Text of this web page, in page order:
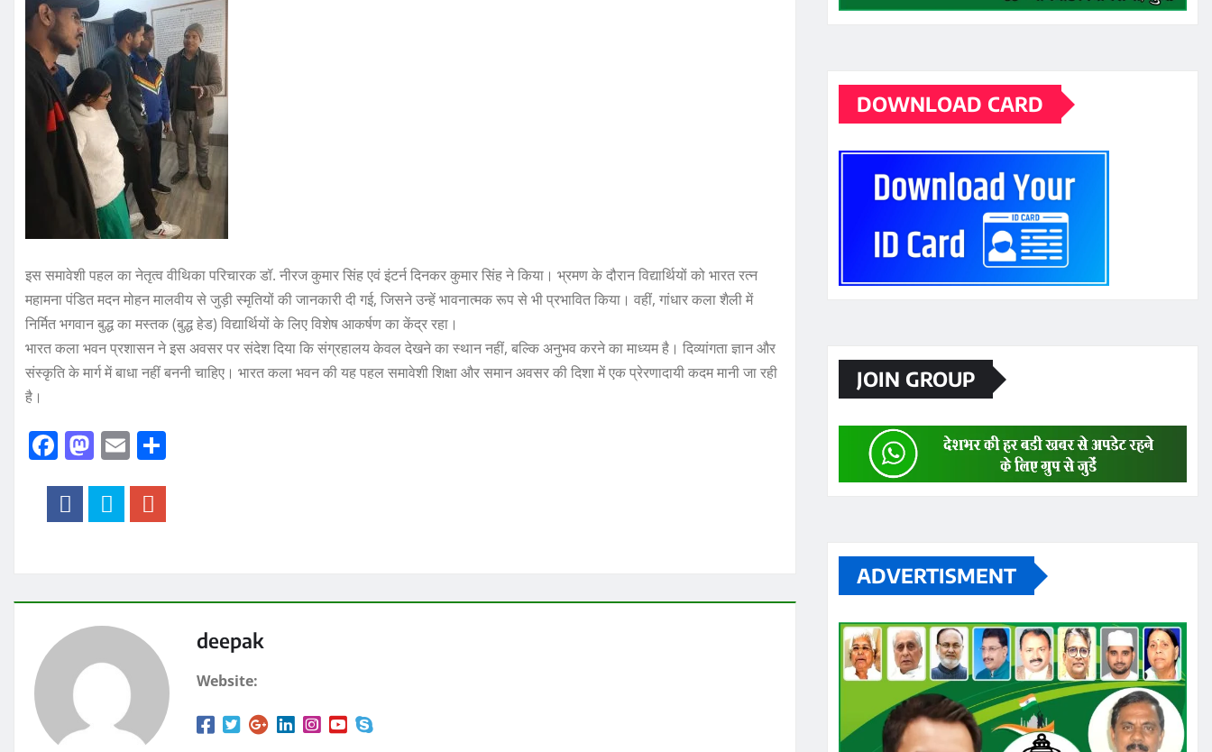
इस समावेशी पहल का नेतृत्व वीथिका परिचारक डॉ. नीरज कुमार सिंह एवं इंटर्न दिनकर कुमार सिंह ने किया। भ्रमण के दौरान विद्यार्थियों को भारत रत्न
महामना पंडित मदन मोहन मालवीय से जुड़ी स्मृतियों की जानकारी दी गई, जिसने उन्हें भावनात्मक रूप से भी प्रभावित किया। वहीं, गांधार कला शैली में
निर्मित भगवान बुद्ध का मस्तक (बुद्ध हेड) विद्यार्थियों के लिए विशेष आकर्षण का केंद्र रहा।
भारत कला भवन प्रशासन ने इस अवसर पर संदेश दिया कि संग्रहालय केवल देखने का स्थान नहीं, बल्कि अनुभव करने का माध्यम है। दिव्यांगता ज्ञान और
संस्कृति के मार्ग में बाधा नहीं बननी चाहिए। भारत कला भवन की यह पहल समावेशी शिक्षा और समान अवसर की दिशा में एक प्रेरणादायी कदम मानी जा रही
है।
F
c
e
k
M
st
o
n
E
ai
l
deepak
Website:
DOWNLOAD CARD
JOIN GROUP
ADVERTISMENT